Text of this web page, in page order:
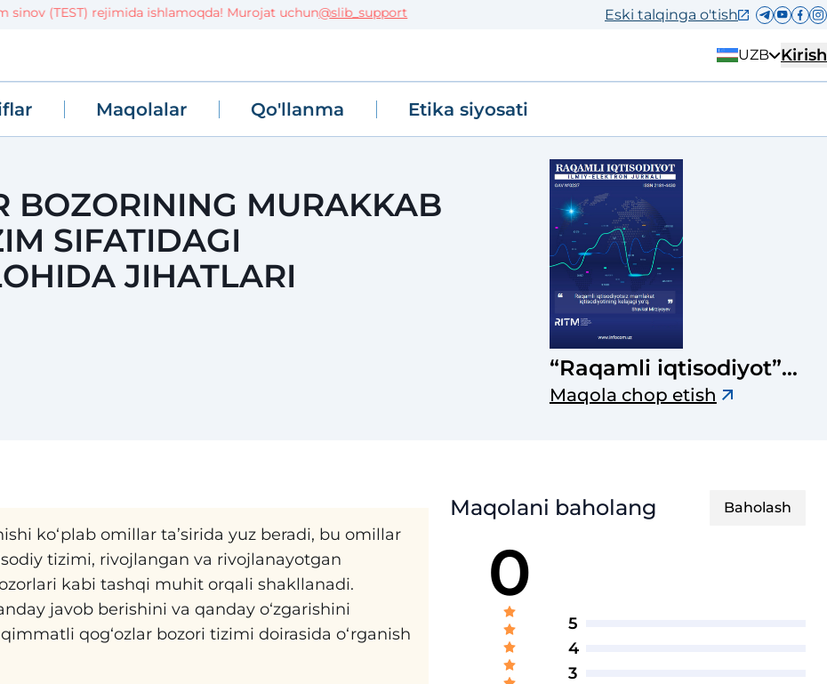
(TEST) rejimida ishlamoqda! Murojat uchun@slib_support Eski talqinga o'tish
UZB Kirish
Maqolalar Qo'llanma Etika siyosati
BOZORINING MURAKKAB
SIFATIDAGI
JIHATLARI
“Raqamli iqtisodiyot”
ilmiy-elektron jurnali
Maqola chop etish
ko‘plab omillar ta’sirida yuz beradi, bu omillar
tizimi, rivojlangan va rivojlanayotgan
kabi tashqi muhit orqali shakllanadi.
javob berishini va qanday o‘zgarishini
qog‘ozlar bozori tizimi doirasida o‘rganish
Maqolani baholang Baholash
0
5
4
3